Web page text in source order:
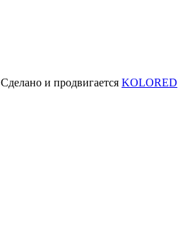
Сделано и продвигается KOLORED